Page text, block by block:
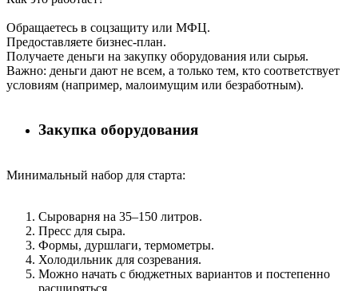
Обращаетесь в соцзащиту или МФЦ.
Предоставляете бизнес-план.
Получаете деньги на закупку оборудования или сырья.
Важно: деньги дают не всем, а только тем, кто соответствует
условиям (например, малоимущим или безработным).
Закупка оборудования
Минимальный набор для старта:
Сыроварня на 35–150 литров.
Пресс для сыра.
Формы, дуршлаги, термометры.
Холодильник для созревания.
Можно начать с бюджетных вариантов и постепенно
расширяться.